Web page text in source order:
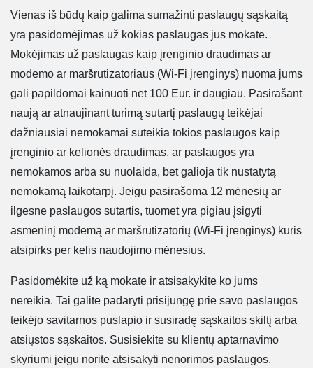
Vienas iš būdų kaip galima sumažinti paslaugų sąskaitą
yra pasidomėjimas už kokias paslaugas jūs mokate.
Mokėjimas už paslaugas kaip įrenginio draudimas ar
modemo ar maršrutizatoriaus (Wi-Fi įrenginys) nuoma jums
gali papildomai kainuoti net 100 Eur. ir daugiau. Pasirašant
naują ar atnaujinant turimą sutartį paslaugų teikėjai
dažniausiai nemokamai suteikia tokios paslaugos kaip
įrenginio ar kelionės draudimas, ar paslaugos yra
nemokamos arba su nuolaida, bet galioja tik nustatytą
nemokamą laikotarpį. Jeigu pasirašoma 12 mėnesių ar
ilgesne paslaugos sutartis, tuomet yra pigiau įsigyti
asmeninį modemą ar maršrutizatorių (Wi-Fi įrenginys) kuris
atsipirks per kelis naudojimo mėnesius.
Pasidomėkite už ką mokate ir atsisakykite ko jums
nereikia. Tai galite padaryti prisijungę prie savo paslaugos
teikėjo savitarnos puslapio ir susiradę sąskaitos skiltį arba
atsiųstos sąskaitos. Susisiekite su klientų aptarnavimo
skyriumi jeigu norite atsisakyti nenorimos paslaugos.